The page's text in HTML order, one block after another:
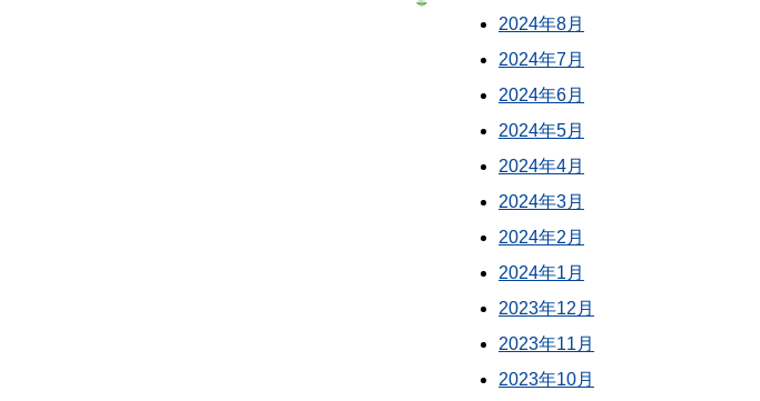
2024年8月
2024年7月
2024年6月
2024年5月
2024年4月
2024年3月
2024年2月
2024年1月
2023年12月
2023年11月
2023年10月